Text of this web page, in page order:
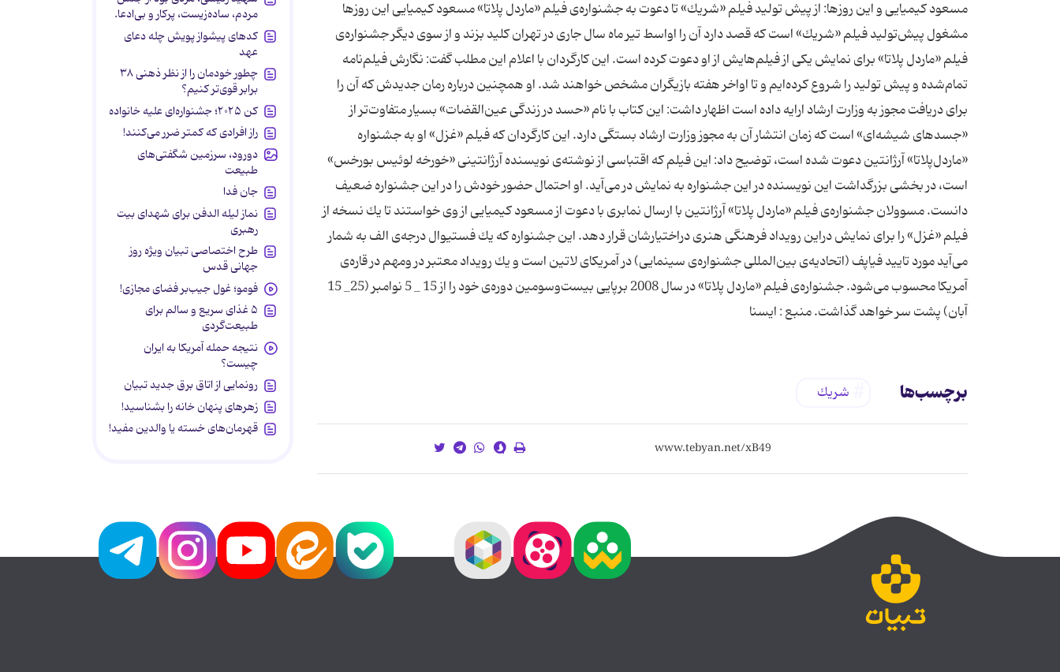
مسعود كیمیایی و این روزها: از پیش تولید فیلم «شریك» تا دعوت به جشنواره‌ی فیلم «ماردل‌ پلاتا» مسعود كیمیایی این روزها
مشغول پیش‌تولید فیلم «شریك» است كه قصد دارد آن را اواسط تیر ماه سال جاری در تهران كلید بزند و از سوی دیگر جشنواره‌ی
فیلم «ماردل پلاتا» برای نمایش یكی از فیلم‌هایش از او دعوت كرده است. این كارگردان با اعلام این مطلب گفت: نگارش فیلم‌نامه
تمام‌شده و پیش تولید را شروع كرده‌ایم و تا اواخر هفته بازیگران مشخص خواهند شد. او همچنین درباره رمان جدیدش كه آن را
برای دریافت مجوز به وزارت ارشاد ارایه داده است اظهار داشت: این كتاب با نام «حسد در زندگی عین‌القضات» بسیار متفاوت‌تر از
«جسدهای شیشه‌ای» است كه زمان انتشار آن به مجوز وزارت ارشاد بستگی دارد. این كارگردان كه فیلم «غزل» او به جشنواره
«ماردل‌پلاتا» آرژانتین دعوت شده است، توضیح داد: این فیلم كه اقتباسی از نوشته‌ی نویسنده آرژانتینی «خورخه لوئیس بورخس»
است، در بخشی بزرگداشت این نویسنده در این جشنواره به نمایش در می‌آید. او احتمال حضور خودش را در این جشنواره ضعیف
دانست. مسوولان جشنواره‌ی فیلم «ماردل پلاتا» آرژانتین با ارسال نمابری با دعوت از مسعود كیمیایی از وی خواستند تا یك نسخه از
فیلم «غزل» را برای نمایش دراین رویداد فرهنگی هنری دراختیارشان قرار دهد. این جشنواره كه یك فستیوال درجه‌ی الف به شمار
می‌آید مورد تایید فیاپف (اتحادیه‌ی بین‌المللی جشنواره‌ی سینمایی) در آمریكای لاتین است و یك رویداد معتبر در ومهم در قاره‌ی
آمریكا محسوب می‌شود. جشنواره‌ی فیلم «ماردل پلاتا» در سال 2008 برپایی بیست‌وسومین دوره‌ی خود را از 15 _ 5 نوامبر (25_ 15
آبان) پشت سر خواهد گذاشت. منبع : ایسنا
برچسب‌ها شريك
مردم، ساده‌زیست، پرکار و بی‌ادعا.
کدهای پیشواز پویش چله دعای
عهد
چطور خودمان را از نظر ذهنی ۳۸
برابر قوی‌تر کنیم؟
کن ۲۰۲۵؛ جشنواره‌ای علیه خانواده
راز افرادی که کمتر ضرر می‌کنند!
دورود، سرزمین شگفتی‌های
طبیعت
جان فدا
نماز لیله الدفن برای شهدای بیت
رهبری
طرح اختصاصی تبیان ویژه روز
جهانی قدس
فومو؛ غول جیب‌بر فضای مجازی!
۵ غذای سریع و سالم برای
طبیعت‌گردی
نتیجه حمله آمریکا به ایران
چیست؟
رونمایی از اتاق برق جدید تبیان
زهرهای پنهان خانه را بشناسید!
قهرمان‌های خسته یا والدین مفید!